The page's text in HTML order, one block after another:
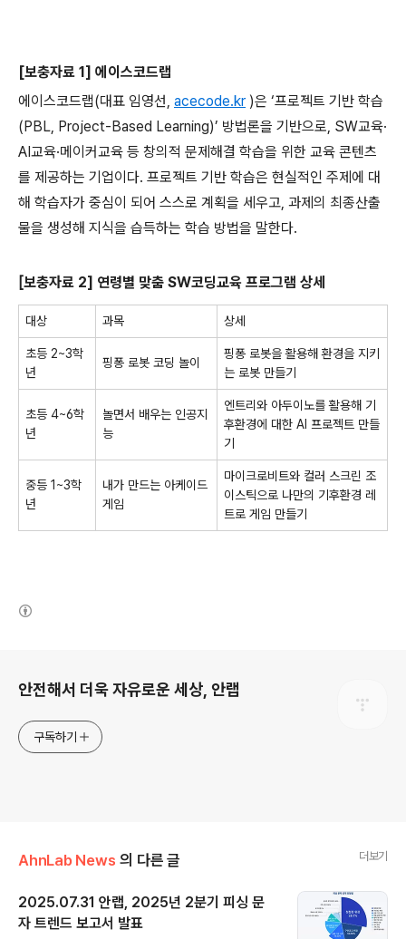
[보충자료 1] 에이스코드랩
에이스코드랩(대표 임영선, acecode.kr )은 ‘프로젝트 기반 학습
(PBL, Project-Based Learning)’ 방법론을 기반으로, SW교육·
AI교육·메이커교육 등 창의적 문제해결 학습을 위한 교육 콘텐츠
를 제공하는 기업이다. 프로젝트 기반 학습은 현실적인 주제에 대
해 학습자가 중심이 되어 스스로 계획을 세우고, 과제의 최종산출
물을 생성해 지식을 습득하는 학습 방법을 말한다.
[보충자료 2] 연령별 맞춤 SW코딩교육 프로그램 상세
대상 과목 상세
초등 2~3학
년
핑퐁 로봇 코딩 놀이
핑퐁 로봇을 활용해 환경을 지키
는 로봇 만들기
초등 4~6학
년
놀면서 배우는 인공지
능
엔트리와 아두이노를 활용해 기
후환경에 대한 AI 프로젝트 만들
기
중등 1~3학
년
내가 만드는 아케이드
게임
마이크로비트와 컬러 스크린 조
이스틱으로 나만의 기후환경 레
트로 게임 만들기
안전해서 더욱 자유로운 세상, 안랩
구독하기
AhnLab News 의 다른 글 더보기
2025.07.31 안랩, 2025년 2분기 피싱 문
자 트렌드 보고서 발표